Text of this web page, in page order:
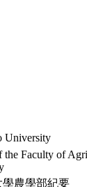
University
the Faculty of
學農學部紀要